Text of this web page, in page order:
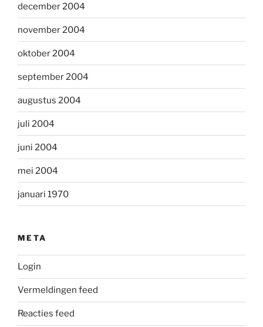
december 2004
november 2004
oktober 2004
september 2004
augustus 2004
juli 2004
juni 2004
mei 2004
januari 1970
META
Login
Vermeldingen feed
Reacties feed